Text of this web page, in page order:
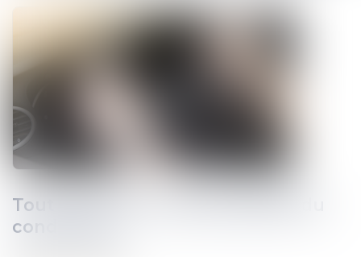
Tout savoir sur la responsabilité du
conducteur